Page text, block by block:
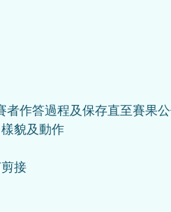
者作答過程及保存直至賽果
貌及動作
接